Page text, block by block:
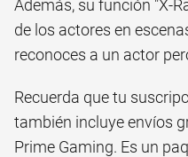
Además, su función "X-
de los actores en
reconoces a un actor
Recuerda que tu
también incluye envíos
Prime Gaming. Es un